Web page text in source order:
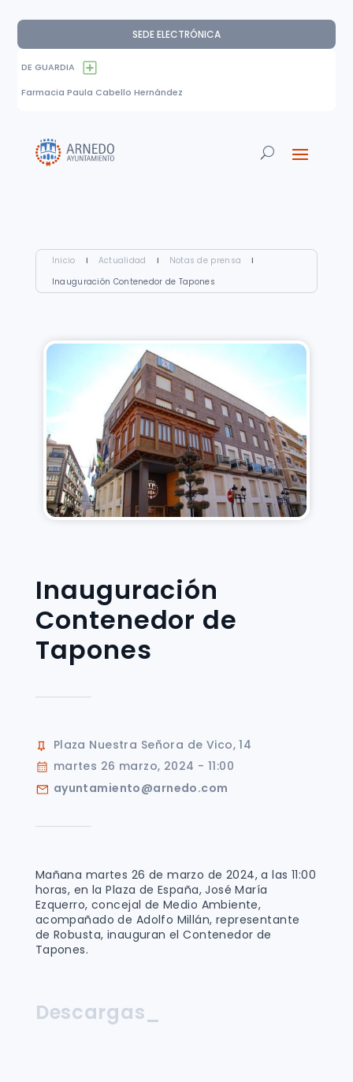
SEDE ELECTRÓNICA
DE GUARDIA
Farmacia Paula Cabello Hernández
Inicio I Actualidad I Notas de prensa
I
Inauguración Contenedor de Tapones
Inauguración
Contenedor de
Tapones
Plaza Nuestra Señora de Vico, 14
martes 26 marzo, 2024 - 11:00
ayuntamiento@arnedo.com
Mañana martes 26 de marzo de 2024, a las 11:00
horas, en la Plaza de España, José María
Ezquerro, concejal de Medio Ambiente,
acompañado de Adolfo Millán, representante
de Robusta, inauguran el Contenedor de
Tapones.
Descargas_